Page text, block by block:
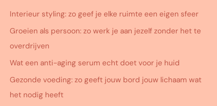
Interieur styling: zo geef je elke ruimte een eigen sfeer
Groeien als persoon: zo werk je aan jezelf zonder het te
overdrijven
Wat een anti-aging serum echt doet voor je huid
Gezonde voeding: zo geeft jouw bord jouw lichaam wat
het nodig heeft